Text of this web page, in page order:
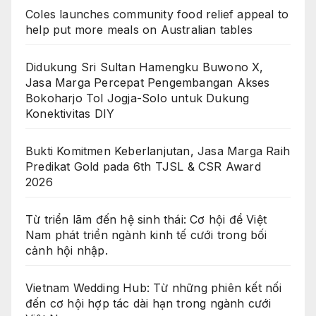
Coles launches community food relief appeal to
help put more meals on Australian tables
Didukung Sri Sultan Hamengku Buwono X,
Jasa Marga Percepat Pengembangan Akses
Bokoharjo Tol Jogja-Solo untuk Dukung
Konektivitas DIY
Bukti Komitmen Keberlanjutan, Jasa Marga Raih
Predikat Gold pada 6th TJSL & CSR Award
2026
Từ triển lãm đến hệ sinh thái: Cơ hội để Việt
Nam phát triển ngành kinh tế cưới trong bối
cảnh hội nhập.
Vietnam Wedding Hub: Từ những phiên kết nối
đến cơ hội hợp tác dài hạn trong ngành cưới